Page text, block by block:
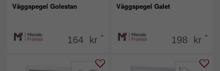
Väggspegel Golestan
164 kr *
Väggspegel Galet
198 kr *